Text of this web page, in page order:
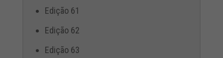
Edição 61
Edição 62
Edição 63